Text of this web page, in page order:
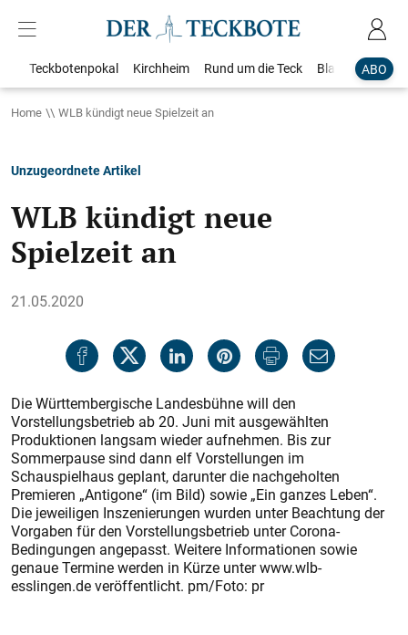
ABO
Teckbotenpokal Kirchheim Rund um die Teck Blaulicht
Home WLB kündigt neue Spielzeit an
Unzugeordnete Artikel
WLB kündigt neue
Spielzeit an
21.05.2020
Die Württembergische Landesbühne will den
Vorstellungsbetrieb ab 20. Juni mit ausgewählten
Produktionen langsam wieder aufnehmen. Bis zur
Sommerpause sind dann elf Vorstellungen im
Schauspielhaus geplant, darunter die nachgeholten
Premieren „Antigone“ (im Bild) sowie „Ein ganzes Leben“.
Die jeweiligen Inszenierungen wurden unter Beachtung der
Vorgaben für den Vorstellungsbetrieb unter Corona-
Bedingungen angepasst. Weitere Informationen sowie
genaue Termine werden in Kürze unter www.wlb-
esslingen.de veröffentlicht. pm/Foto: pr